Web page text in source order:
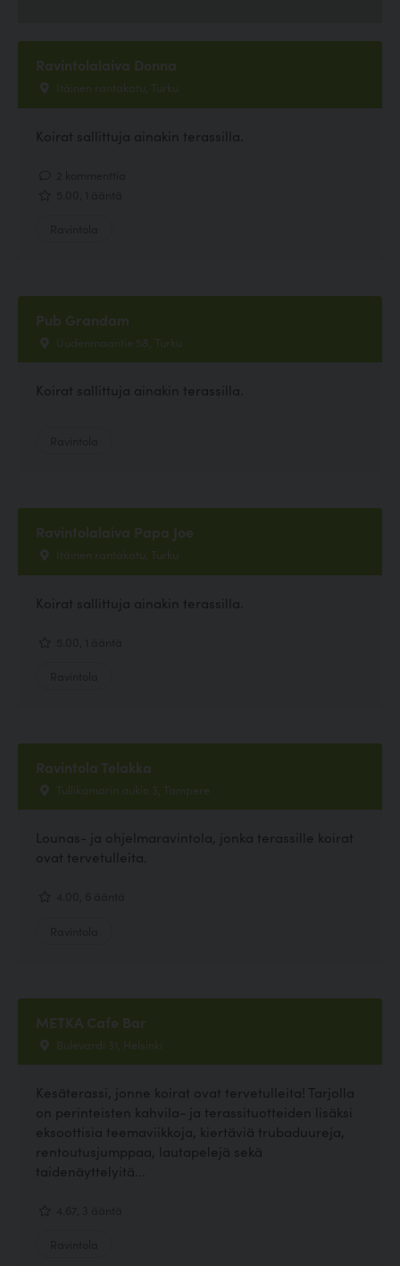
Ravintolalaiva Donna
Itäinen rantakatu, Turku
Koirat sallittuja ainakin terassilla.
Pub Grandam
Uudenmaantie 58, Turku
Koirat sallittuja ainakin terassilla.
Ravintolalaiva Papa Joe
Itäinen rantakatu, Turku
Koirat sallittuja ainakin terassilla.
Ravintola Telakka
Tullikamarin aukio 3, Tampere
Lounas- ja ohjelmaravintola, jonka terassille koirat
ovat tervetulleita.
METKA Cafe Bar
Bulevardi 31, Helsinki
Kesäterassi, jonne koirat ovat tervetulleita! Tarjolla
on perinteisten kahvila- ja terassituotteiden lisäksi
eksoottisia teemaviikkoja, kiertäviä trubaduureja,
rentoutusjumppaa, lautapelejä sekä
taidenäyttelyitä...